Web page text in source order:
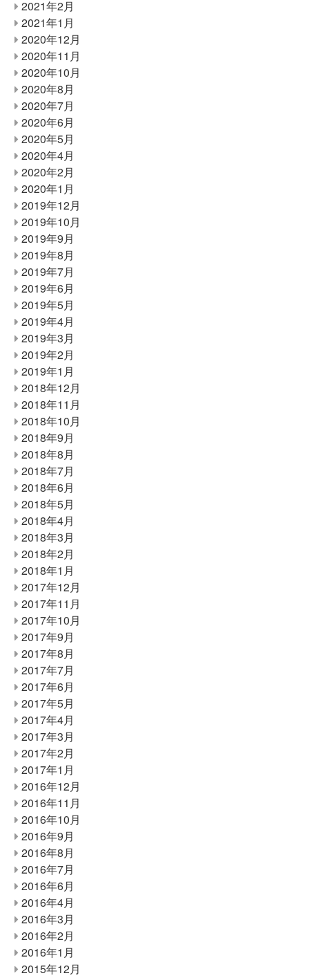
2021年2月
2021年1月
2020年12月
2020年11月
2020年10月
2020年8月
2020年7月
2020年6月
2020年5月
2020年4月
2020年2月
2020年1月
2019年12月
2019年10月
2019年9月
2019年8月
2019年7月
2019年6月
2019年5月
2019年4月
2019年3月
2019年2月
2019年1月
2018年12月
2018年11月
2018年10月
2018年9月
2018年8月
2018年7月
2018年6月
2018年5月
2018年4月
2018年3月
2018年2月
2018年1月
2017年12月
2017年11月
2017年10月
2017年9月
2017年8月
2017年7月
2017年6月
2017年5月
2017年4月
2017年3月
2017年2月
2017年1月
2016年12月
2016年11月
2016年10月
2016年9月
2016年8月
2016年7月
2016年6月
2016年4月
2016年3月
2016年2月
2016年1月
2015年12月